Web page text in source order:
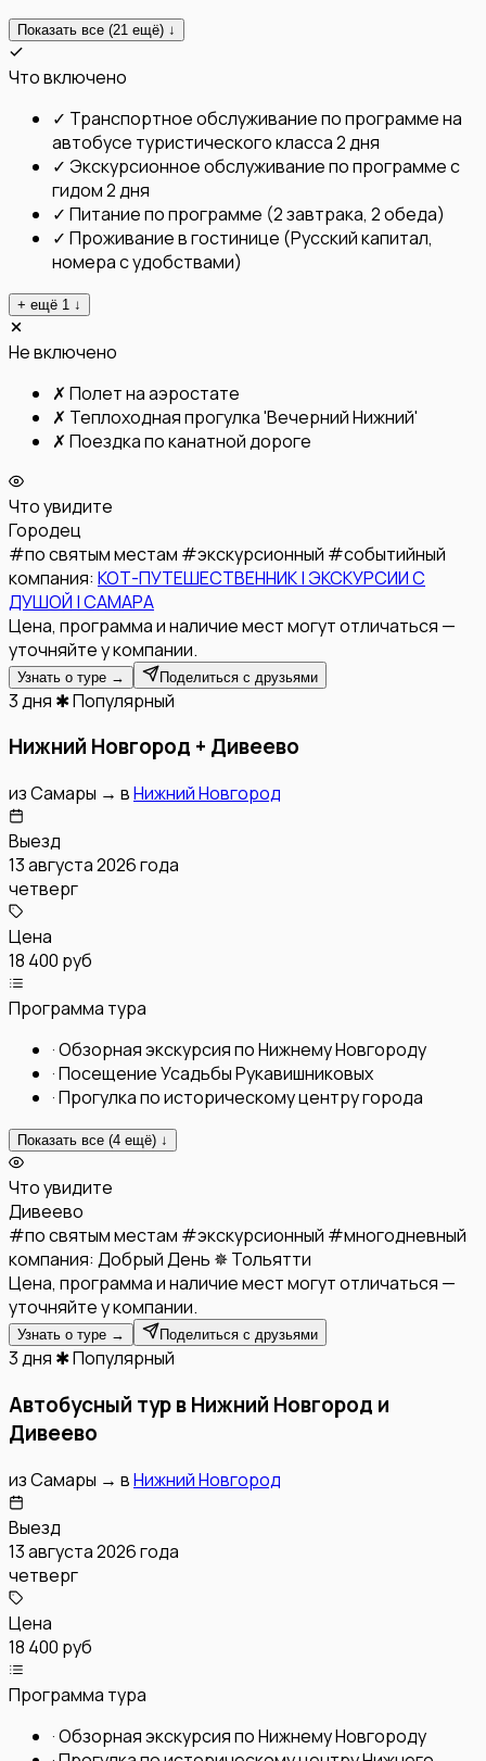
Показать все (21 ещё) ↓
Что включено
✓ Транспортное обслуживание по программе на
автобусе туристического класса 2 дня
✓ Экскурсионное обслуживание по программе с
гидом 2 дня
✓ Питание по программе (2 завтрака, 2 обеда)
✓ Проживание в гостинице (Русский капитал,
номера с удобствами)
+ ещё 1 ↓
Не включено
✗ Полет на аэростате
✗ Теплоходная прогулка 'Вечерний Нижний'
✗ Поездка по канатной дороге
Что увидите
Городец
#по святым местам #экскурсионный #событийный
компания: КОТ-ПУТЕШЕСТВЕННИК | ЭКСКУРСИИ С
ДУШОЙ | САМАРА
Цена, программа и наличие мест могут отличаться —
уточняйте у компании.
Узнать о туре → Поделиться с друзьями
3 дня ✱ Популярный
Нижний Новгород + Дивеево
изСамары → вНижний Новгород
Выезд
13 августа 2026 года
четверг
Цена
18 400 руб
Программа тура
·Обзорная экскурсия по Нижнему Новгороду
·Посещение Усадьбы Рукавишниковых
·Прогулка по историческому центру города
Показать все (4 ещё) ↓
Что увидите
Дивеево
#по святым местам #экскурсионный #многодневный
компания: Добрый День ✵ Тольятти
Цена, программа и наличие мест могут отличаться —
уточняйте у компании.
Узнать о туре → Поделиться с друзьями
3 дня ✱ Популярный
Автобусный тур в Нижний Новгород и
Дивеево
изСамары → вНижний Новгород
Выезд
13 августа 2026 года
четверг
Цена
18 400 руб
Программа тура
·Обзорная экскурсия по Нижнему Новгороду